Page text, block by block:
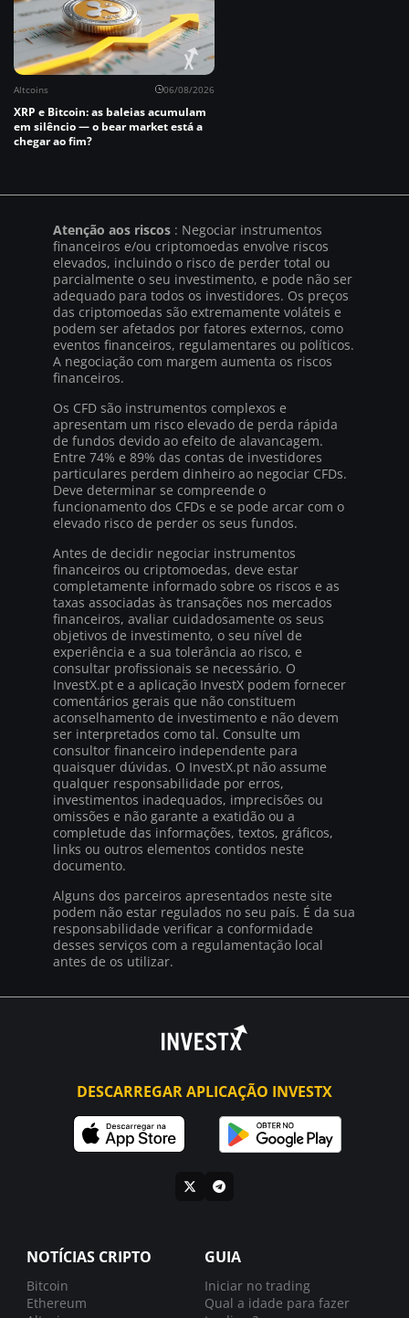
Altcoins 06/08/2026
XRP e Bitcoin: as baleias acumulam
em silêncio — o bear market está a
chegar ao fim?
Atenção aos riscos : Negociar instrumentos
financeiros e/ou criptomoedas envolve riscos
elevados, incluindo o risco de perder total ou
parcialmente o seu investimento, e pode não ser
adequado para todos os investidores. Os preços
das criptomoedas são extremamente voláteis e
podem ser afetados por fatores externos, como
eventos financeiros, regulamentares ou políticos.
A negociação com margem aumenta os riscos
financeiros.
Os CFD são instrumentos complexos e
apresentam um risco elevado de perda rápida
de fundos devido ao efeito de alavancagem.
Entre 74% e 89% das contas de investidores
particulares perdem dinheiro ao negociar CFDs.
Deve determinar se compreende o
funcionamento dos CFDs e se pode arcar com o
elevado risco de perder os seus fundos.
Antes de decidir negociar instrumentos
financeiros ou criptomoedas, deve estar
completamente informado sobre os riscos e as
taxas associadas às transações nos mercados
financeiros, avaliar cuidadosamente os seus
objetivos de investimento, o seu nível de
experiência e a sua tolerância ao risco, e
consultar profissionais se necessário. O
InvestX.pt e a aplicação InvestX podem fornecer
comentários gerais que não constituem
aconselhamento de investimento e não devem
ser interpretados como tal. Consulte um
consultor financeiro independente para
quaisquer dúvidas. O InvestX.pt não assume
qualquer responsabilidade por erros,
investimentos inadequados, imprecisões ou
omissões e não garante a exatidão ou a
completude das informações, textos, gráficos,
links ou outros elementos contidos neste
documento.
Alguns dos parceiros apresentados neste site
podem não estar regulados no seu país. É da sua
responsabilidade verificar a conformidade
desses serviços com a regulamentação local
antes de os utilizar.
DESCARREGAR APLICAÇÃO INVESTX
NOTÍCIAS CRIPTO
Bitcoin
Ethereum
GUIA
Iniciar no trading
Qual a idade para fazer